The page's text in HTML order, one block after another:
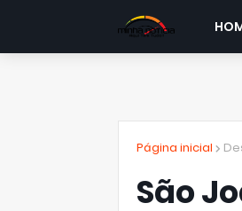
Página inicial
São